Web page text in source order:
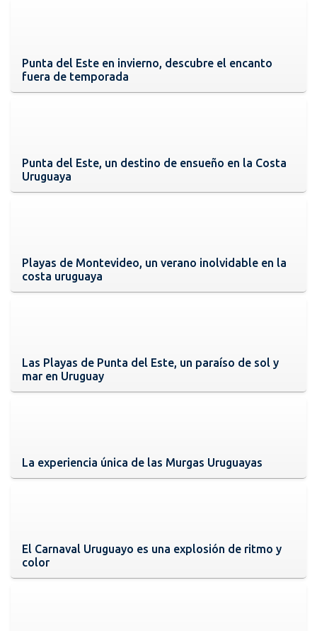
Punta del Este en invierno, descubre el encanto
fuera de temporada
Punta del Este, un destino de ensueño en la Costa
Uruguaya
Playas de Montevideo, un verano inolvidable en la
costa uruguaya
Las Playas de Punta del Este, un paraíso de sol y
mar en Uruguay
La experiencia única de las Murgas Uruguayas
El Carnaval Uruguayo es una explosión de ritmo y
color